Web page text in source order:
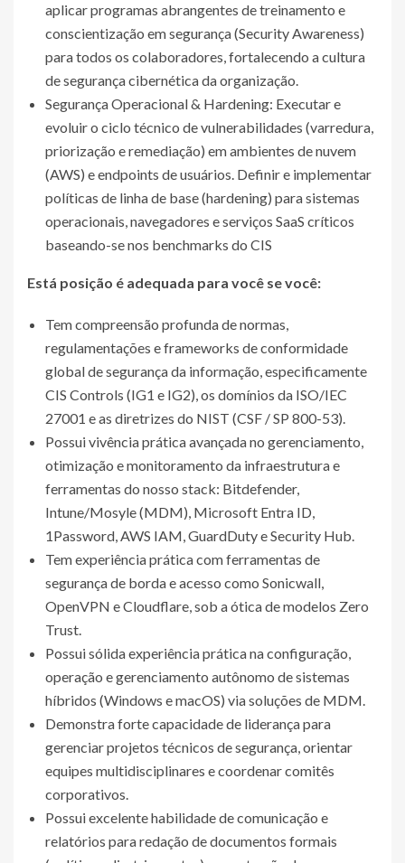
aplicar programas abrangentes de treinamento e
conscientização em segurança (Security Awareness)
para todos os colaboradores, fortalecendo a cultura
de segurança cibernética da organização.
Segurança Operacional & Hardening: Executar e
evoluir o ciclo técnico de vulnerabilidades (varredura,
priorização e remediação) em ambientes de nuvem
(AWS) e endpoints de usuários. Definir e implementar
políticas de linha de base (hardening) para sistemas
operacionais, navegadores e serviços SaaS críticos
baseando-se nos benchmarks do CIS
Está posição é adequada para você se você:
Tem compreensão profunda de normas,
regulamentações e frameworks de conformidade
global de segurança da informação, especificamente
CIS Controls (IG1 e IG2), os domínios da ISO/IEC
27001 e as diretrizes do NIST (CSF / SP 800-53).
Possui vivência prática avançada no gerenciamento,
otimização e monitoramento da infraestrutura e
ferramentas do nosso stack: Bitdefender,
Intune/Mosyle (MDM), Microsoft Entra ID,
1Password, AWS IAM, GuardDuty e Security Hub.
Tem experiência prática com ferramentas de
segurança de borda e acesso como Sonicwall,
OpenVPN e Cloudflare, sob a ótica de modelos Zero
Trust.
Possui sólida experiência prática na configuração,
operação e gerenciamento autônomo de sistemas
híbridos (Windows e macOS) via soluções de MDM.
Demonstra forte capacidade de liderança para
gerenciar projetos técnicos de segurança, orientar
equipes multidisciplinares e coordenar comitês
corporativos.
Possui excelente habilidade de comunicação e
relatórios para redação de documentos formais